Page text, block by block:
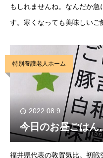
もしれませんね。なんだか
す。寒くなっても美味しいご
くれて、体が温まります。寒
特別養護老人ホーム
2022.08.9
今日のお昼ごはん
福井県代表の敦賀気比。初